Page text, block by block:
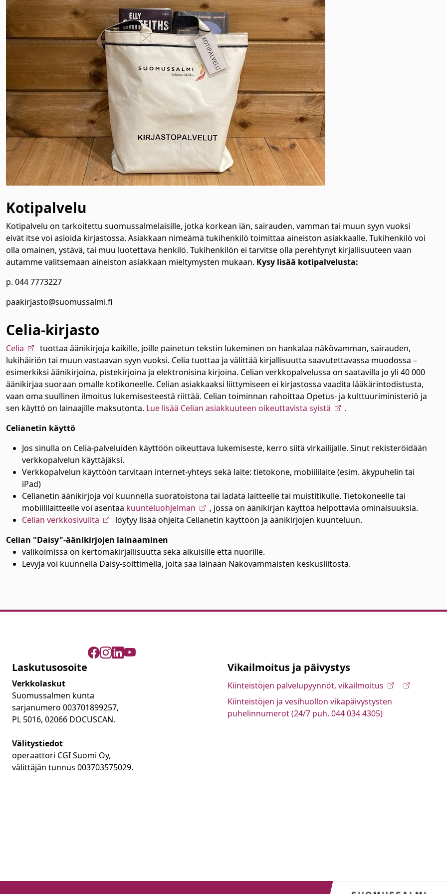
Kotipalvelu
Kotipalvelu on tarkoitettu suomussalmelaisille, jotka korkean iän, sairauden, vamman tai muun syyn vuoksi
eivät itse voi asioida kirjastossa. Asiakkaan nimeämä tukihenkilö toimittaa aineiston asiakkaalle. Tukihenkilö voi
olla omainen, ystävä, tai muu luotettava henkilö. Tukihenkilön ei tarvitse olla perehtynyt kirjallisuuteen vaan
autamme valitsemaan aineiston asiakkaan mieltymysten mukaan. Kysy lisää kotipalvelusta:
p. 044 7773227
paakirjasto@suomussalmi.fi
Celia-kirjasto
Celia
tuottaa äänikirjoja kaikille, joille painetun tekstin lukeminen on hankalaa näkövamman, sairauden,
lukihäiriön tai muun vastaavan syyn vuoksi. Celia tuottaa ja välittää kirjallisuutta saavutettavassa muodossa –
esimerkiksi äänikirjoina, pistekirjoina ja elektronisina kirjoina. Celian verkkopalvelussa on saatavilla jo yli 40 000
äänikirjaa suoraan omalle kotikoneelle. Celian asiakkaaksi liittymiseen ei kirjastossa vaadita lääkärintodistusta,
vaan oma suullinen ilmoitus lukemisesteestä riittää. Celian toiminnan rahoittaa Opetus- ja kulttuuriministeriö ja
sen käyttö on lainaajille maksutonta. Lue lisää Celian asiakkuuteen oikeuttavista syistä
.
Celianetin käyttö
Jos sinulla on Celia-palveluiden käyttöön oikeuttava lukemiseste, kerro siitä virkailijalle. Sinut rekisteröidään
verkkopalvelun käyttäjäksi.
Verkkopalvelun käyttöön tarvitaan internet-yhteys sekä laite: tietokone, mobiililaite (esim. äkypuhelin tai
iPad)
Celianetin äänikirjoja voi kuunnella suoratoistona tai ladata laitteelle tai muistitikulle. Tietokoneelle tai
mobiililaitteelle voi asentaa kuunteluohjelman
, jossa on äänikirjan käyttöä helpottavia ominaisuuksia.
Celian verkkosivuilta
löytyy lisää ohjeita Celianetin käyttöön ja äänikirjojen kuunteluun.
Celian "Daisy"-äänikirjojen lainaaminen
valikoimissa on kertomakirjallisuutta sekä aikuisille että nuorille.
Levyjä voi kuunnella Daisy-soittimella, joita saa lainaan Näkövammaisten keskusliitosta.
Laskutusosoite
Verkkolaskut
Suomussalmen kunta
sarjanumero 003701899257,
PL 5016, 02066 DOCUSCAN.
Välitystiedot
operaattori CGI Suomi Oy,
välittäjän tunnus 003703575029.
Vikailmoitus ja päivystys
Kiinteistöjen palvelupyynnöt, vikailmoitus
Kiinteistöjen ja vesihuollon vikapäivystysten
puhelinnumerot (24/7 puh. 044 034 4305)